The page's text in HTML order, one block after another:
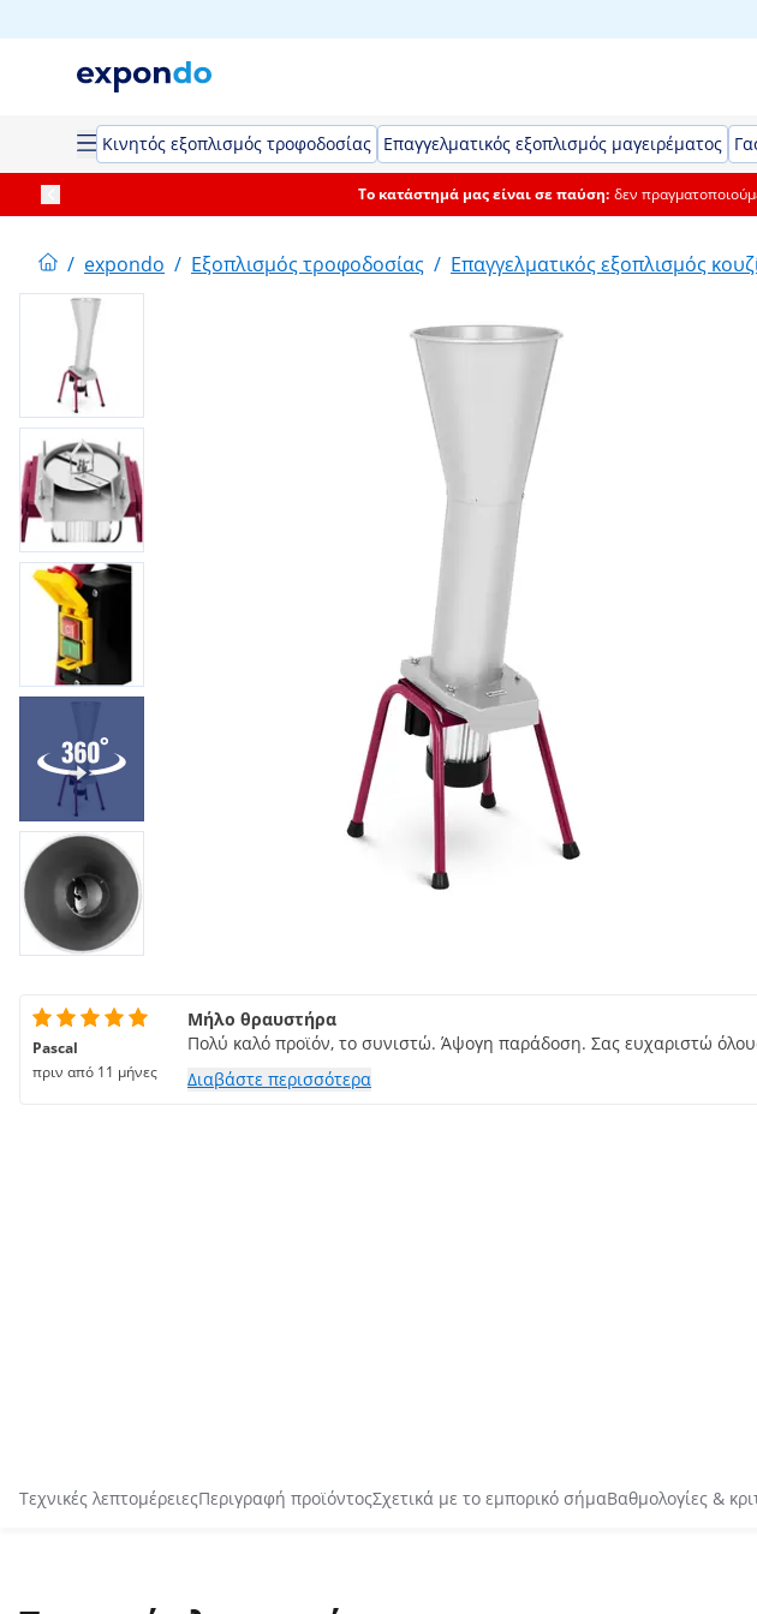
Κινητός εξοπλισμός τροφοδοσίας Επαγγελματικός εξοπλισμός μαγειρέματος
Το κατάστημά μας είναι σε παύση: δεν
/ expondo / Εξοπλισμός τροφοδοσίας / Επαγγελματικός εξοπλισμός
Pascal
πριν από 11 μήνες
Μήλο θραυστήρα
Πολύ καλό προϊόν, το συνιστώ. Άψογη παράδοση. Σας ευχαριστώ
Διαβάστε περισσότερα
Τεχνικές λεπτομέρειεςΠεριγραφή προϊόντοςΣχετικά με το εμπορικό σήμαΒαθμολογίες &